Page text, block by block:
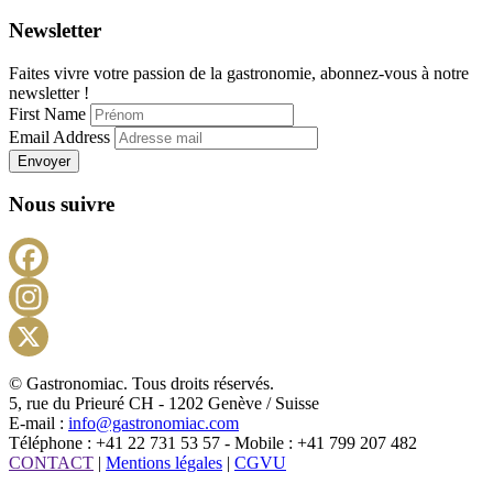
Newsletter
Faites vivre votre passion de la gastronomie, abonnez-vous à notre
newsletter !
First Name
Email Address
Envoyer
Nous suivre
X
© Gastronomiac. Tous droits réservés.
5, rue du Prieuré CH - 1202 Genève / Suisse
E-mail : info@gastronomiac.com
Téléphone : +41 22 731 53 57 - Mobile : +41 799 207 482
CONTACT | Mentions légales | CGVU